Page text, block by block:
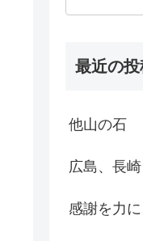
最近の投
他山の石
広島、長崎
感謝を力